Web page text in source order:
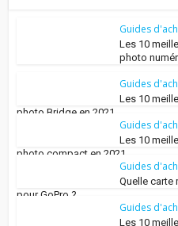
Guides
Les 10
photo
Guides
Les 10
photo Bridge en 2021
Guides
Les 10
photo compact en 2021
Guides
Quelle carte
pour GoPro ?
Guides
Les 10